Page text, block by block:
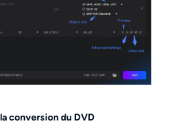
conversion du DVD